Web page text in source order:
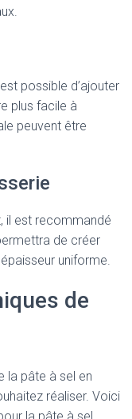
possible d’ajouter
plus facile à
peuvent être
il est recommandé
de créer
uniforme.
de
la pâte à sel en
réaliser. Voici